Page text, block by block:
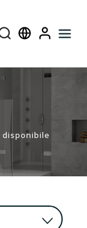
Select language
User